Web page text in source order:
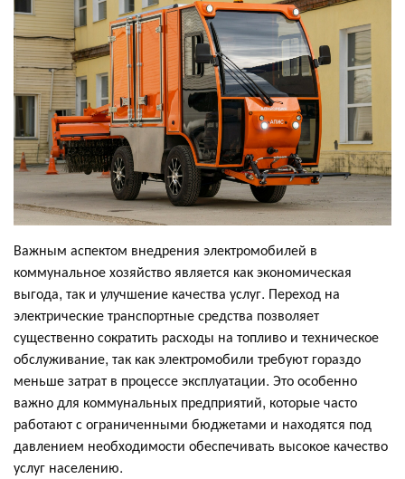
Важным аспектом внедрения электромобилей в
коммунальное хозяйство является как экономическая
выгода, так и улучшение качества услуг. Переход на
электрические транспортные средства позволяет
существенно сократить расходы на топливо и техническое
обслуживание, так как электромобили требуют гораздо
меньше затрат в процессе эксплуатации. Это особенно
важно для коммунальных предприятий, которые часто
работают с ограниченными бюджетами и находятся под
давлением необходимости обеспечивать высокое качество
услуг населению.